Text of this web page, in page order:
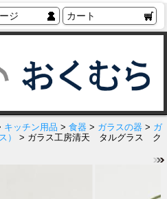
ジ カート
キッチン用品 > 食器 > ガラスの器 > ガ
）
> ガラス工房清天 タルグラス ク